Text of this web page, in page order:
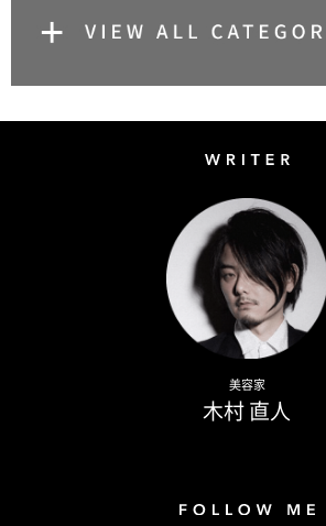
美容家
木村 直人